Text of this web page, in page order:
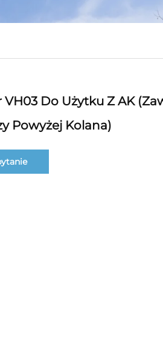
VH03 Do Użytku Z AK
Powyżej Kolana)